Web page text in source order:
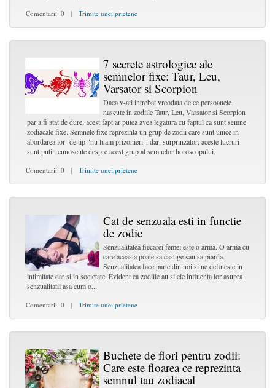
Comentarii: 0 | Trimite unei prietene
7 secrete astrologice ale
semnelor fixe: Taur, Leu,
Varsator si Scorpion
Daca v-ati intrebat vreodata de ce persoanele
nascute in zodiile Taur, Leu, Varsator si Scorpion
par a fi atat de dure, acest fapt ar putea avea legatura cu faptul ca sunt semne
zodiacale fixe. Semnele fixe reprezinta un grup de zodii care sunt unice in
abordarea lor de tip "nu luam prizonieri", dar, surprinzator, aceste lucruri
sunt putin cunoscute despre acest grup al semnelor horoscopului.
Comentarii: 0 | Trimite unei prietene
Cat de senzuala esti in functie
de zodie
Senzualitatea fiecarei femei este o arma. O arma cu
care aceasta poate sa castige sau sa piarda.
Senzualitatea face parte din noi si ne defineste in
intimitate dar si in societate. Evident ca zodiile au si ele influenta lor asupra
senzualitatii asa cum o...
Comentarii: 0 | Trimite unei prietene
Buchete de flori pentru zodii:
Care este floarea ce reprezinta
semnul tau zodiacal